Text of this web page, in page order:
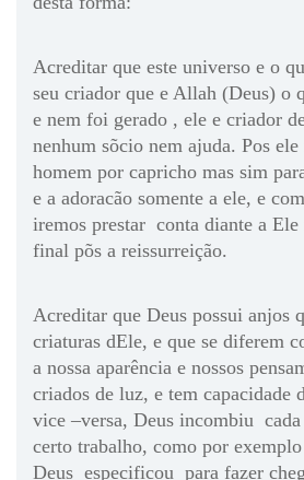
Acreditar que este universo e o
seu criador que e Allah (Deus) o
e nem foi gerado , ele e criador
nenhum sõcio nem ajuda. Pos
homem por capricho mas sim
e a adoracão somente a ele, e
iremos prestar conta diante a
final põs a reissurreição.
Acreditar que Deus possui anjos
criaturas dEle, e que se diferem
a nossa aparência e nossos
criados de luz, e tem capacidade
vice –versa, Deus incombiu
certo trabalho, como por
Deus especificou para fazer